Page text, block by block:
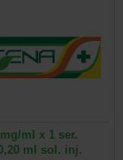
ml x 1 ser.
ml sol. inj.